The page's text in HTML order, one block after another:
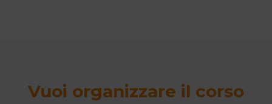
Vuoi organizzare il corso